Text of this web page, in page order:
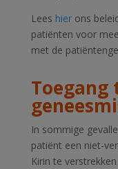
Lees hierons
patiënten voor
met de
Toegang
In sommige
patiënt een niet-
Kirin te